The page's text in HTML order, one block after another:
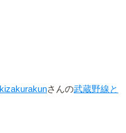
kizakurakunさんの武蔵野線と